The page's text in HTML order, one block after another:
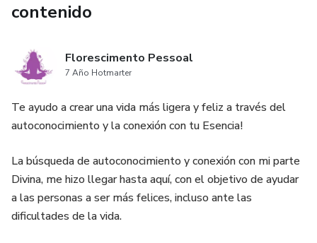
contenido
Florescimento Pessoal
7 Año Hotmarter
Te ayudo a crear una vida más ligera y feliz a través del
autoconocimiento y la conexión con tu Esencia!
La búsqueda de autoconocimiento y conexión con mi parte
Divina, me hizo llegar hasta aquí, con el objetivo de ayudar
a las personas a ser más felices, incluso ante las
dificultades de la vida.